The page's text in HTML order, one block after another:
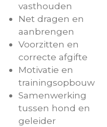
vasthouden
Net dragen en
aanbrengen
Voorzitten en
correcte afgifte
Motivatie en
trainingsopbouw
Samenwerking
tussen hond en
geleider